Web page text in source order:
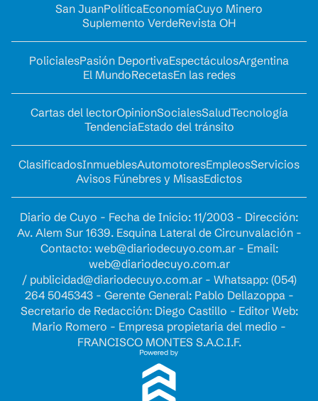
San JuanPolíticaEconomíaCuyo Minero
Suplemento VerdeRevista OH
PolicialesPasión DeportivaEspectáculosArgentina
El MundoRecetasEn las redes
Cartas del lectorOpinionSocialesSaludTecnología
TendenciaEstado del tránsito
ClasificadosInmueblesAutomotoresEmpleosServicios
Avisos Fúnebres y MisasEdictos
Diario de Cuyo - Fecha de Inicio: 11/2003 - Dirección:
Av. Alem Sur 1639. Esquina Lateral de Circunvalación -
Contacto: web@diariodecuyo.com.ar- Email:
web@diariodecuyo.com.ar
/ publicidad@diariodecuyo.com.ar- Whatsapp: (054)
264 5045343 - Gerente General: Pablo Dellazoppa -
Secretario de Redacción: Diego Castillo - Editor Web:
Mario Romero - Empresa propietaria del medio -
FRANCISCO MONTES S.A.C.I.F.